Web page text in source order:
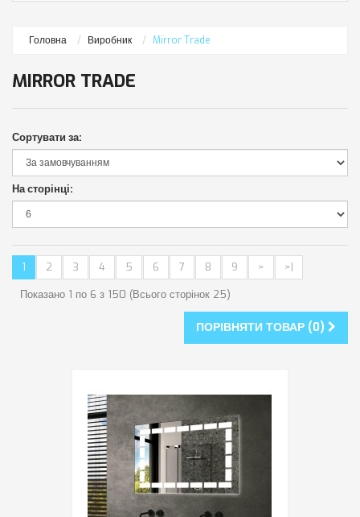
Головна Виробник Mirror Trade
MIRROR TRADE
Сортувати за:
На сторінці:
1 2 3 4 5 6 7 8 9 >
>|
Показано 1 по 6 з 150 (Всього сторінок 25)
ПОРІВНЯТИ ТОВАР (0)